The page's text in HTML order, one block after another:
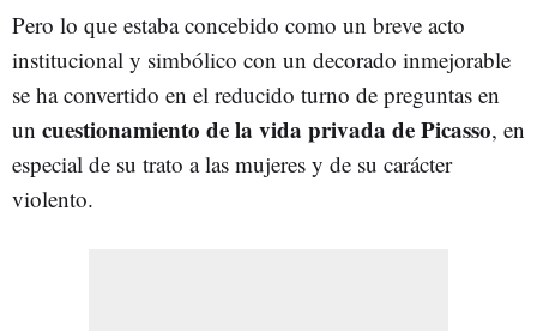
Pero lo que estaba concebido como un breve acto
institucional y simbólico con un decorado inmejorable
se ha convertido en el reducido turno de preguntas en
un cuestionamiento de la vida privada de Picasso, en
especial de su trato a las mujeres y de su carácter
violento.